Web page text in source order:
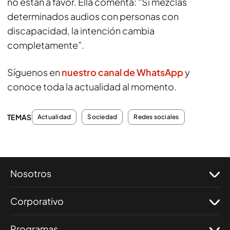
determinados audios con personas con
discapacidad, la intención cambia
completamente”.
Síguenos en nuestro canal de WhatsAppy
conoce toda la actualidad al momento.
TEMAS Actualidad Sociedad Redes sociales
Nosotros
Corporativo